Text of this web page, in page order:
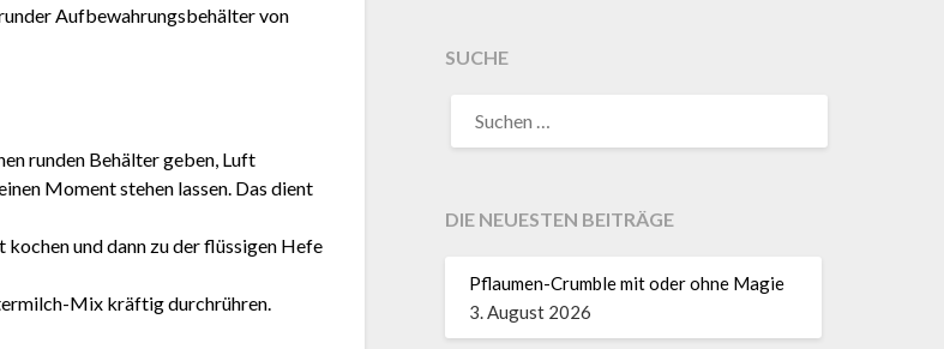
Aufbewahrungsbehälter von
runden Behälter geben, Luft
Moment stehen lassen. Das dient
und dann zu der flüssigen Hefe
Mix kräftig durchrühren.
SUCHE
DIE NEUESTEN BEITRÄGE
Pflaumen-Crumble mit oder ohne Magie
3. August 2026